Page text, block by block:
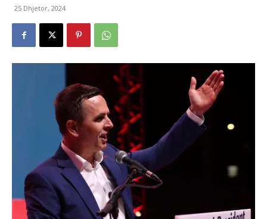
25 Dhjetor, 2024